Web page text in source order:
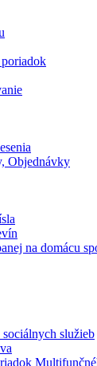
Objednávky
na domácu
služieb